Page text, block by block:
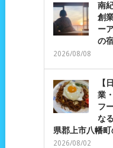
南
創
ー
の
2026/08/08
【
業
フ
な
県郡上市八幡町
2026/08/02